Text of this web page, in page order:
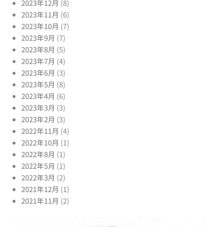
2023年12月 (8)
2023年11月 (6)
2023年10月 (7)
2023年9月 (7)
2023年8月 (5)
2023年7月 (4)
2023年6月 (3)
2023年5月 (8)
2023年4月 (6)
2023年3月 (3)
2023年2月 (3)
2022年11月 (4)
2022年10月 (1)
2022年8月 (1)
2022年5月 (1)
2022年3月 (2)
2021年12月 (1)
2021年11月 (2)